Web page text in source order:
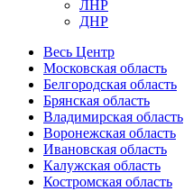
ЛНР
ДНР
Весь Центр
Московская область
Белгородская область
Брянская область
Владимирская область
Воронежская область
Ивановская область
Калужская область
Костромская область